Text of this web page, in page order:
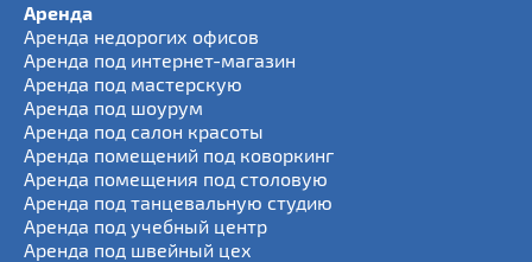
Аренда
Аренда недорогих офисов
Аренда под интернет-магазин
Аренда под мастерскую
Аренда под шоурум
Аренда под салон красоты
Аренда помещений под коворкинг
Аренда помещения под столовую
Аренда под танцевальную студию
Аренда под учебный центр
Аренда под швейный цех